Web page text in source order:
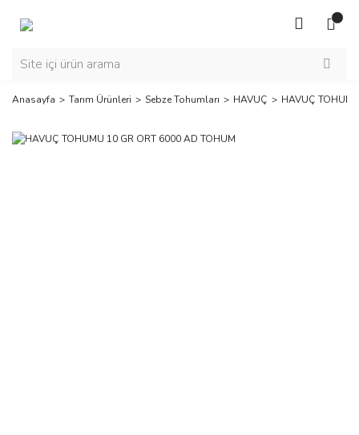
Anasayfa Tarım Ürünleri Sebze Tohumları HAVUÇ HAVUÇ